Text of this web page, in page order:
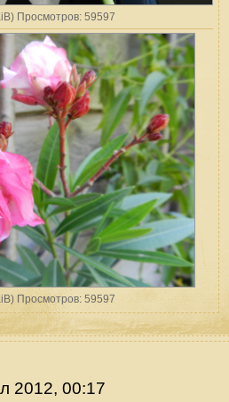
Просмотров: 59597
Просмотров: 59597
2012, 00:17